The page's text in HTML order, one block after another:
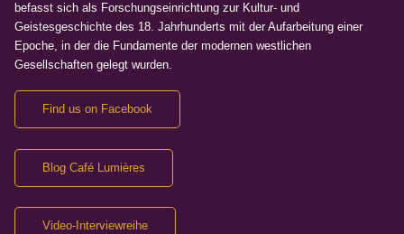
befasst sich als Forschungseinrichtung zur Kultur- und
Geistesgeschichte des 18. Jahrhunderts mit der Aufarbeitung einer
Epoche, in der die Fundamente der modernen westlichen
Gesellschaften gelegt wurden.
Find us on Facebook
Blog Café Lumières
Video-Interviewreihe